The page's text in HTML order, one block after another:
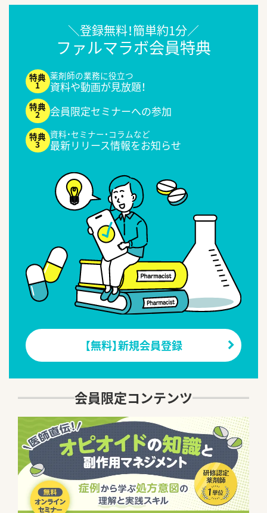
＼登録無料！簡単約1分／
ファルマラボ会員特典
薬剤師の業務に役立つ
資料や動画が見放題！
会員限定セミナーへの参加
資料・セミナー・コラムなど
最新リリース情報をお知らせ
【無料】新規会員登録
会員限定コンテンツ